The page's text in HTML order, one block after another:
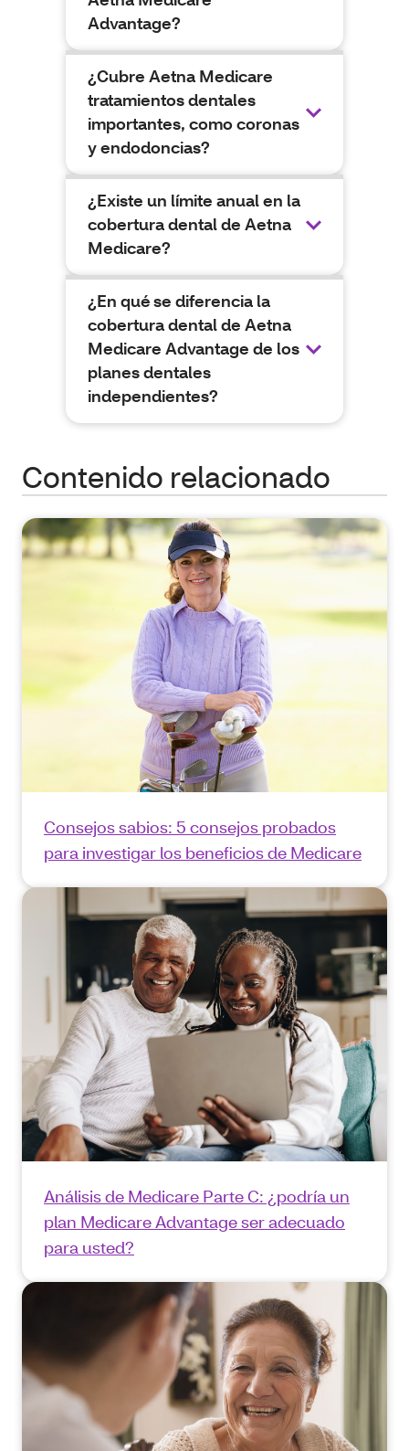
Advantage?
¿Cubre Aetna Medicare
tratamientos dentales
importantes, como coronas
y endodoncias?
¿Existe un límite anual en la
cobertura dental de Aetna
Medicare?
¿En qué se diferencia la
cobertura dental de Aetna
Medicare Advantage de los
planes dentales
independientes?
Contenido relacionado
Consejos sabios: 5 consejos probados
para investigar los beneficios de Medicare
Análisis de Medicare Parte C: ¿podría un
plan Medicare Advantage ser adecuado
para usted?